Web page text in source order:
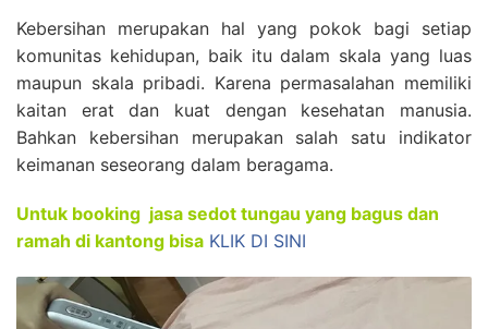
Kebersihan merupakan hal yang pokok bagi setiap
komunitas kehidupan, baik itu dalam skala yang luas
maupun skala pribadi. Karena permasalahan memiliki
kaitan erat dan kuat dengan kesehatan manusia.
Bahkan kebersihan merupakan salah satu indikator
keimanan seseorang dalam beragama.
Untuk booking jasa sedot tungau yang bagus dan
ramah di kantong bisa KLIK DI SINI